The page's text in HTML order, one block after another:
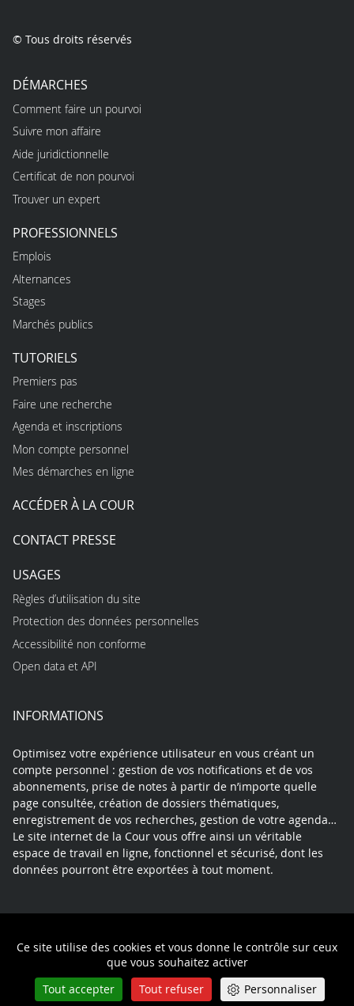
Ce site utilise des cookies et vous donne le contrôle sur ceux
que vous souhaitez activer
Tout accepter
Tout refuser Personnaliser
© Tous droits réservés
DÉMARCHES
Comment faire un pourvoi
Suivre mon affaire
Aide juridictionnelle
Certificat de non pourvoi
Trouver un expert
PROFESSIONNELS
Emplois
Alternances
Stages
Marchés publics
TUTORIELS
Premiers pas
Faire une recherche
Agenda et inscriptions
Mon compte personnel
Mes démarches en ligne
ACCÉDER À LA COUR
CONTACT PRESSE
USAGES
Règles d’utilisation du site
Protection des données personnelles
Accessibilité non conforme
Open data et API
INFORMATIONS
Optimisez votre expérience utilisateur en vous créant un
compte personnel : gestion de vos notifications et de vos
abonnements, prise de notes à partir de n’importe quelle
page consultée, création de dossiers thématiques,
enregistrement de vos recherches, gestion de votre agenda…
Le site internet de la Cour vous offre ainsi un véritable
espace de travail en ligne, fonctionnel et sécurisé, dont les
données pourront être exportées à tout moment.
Politique de confidentialité